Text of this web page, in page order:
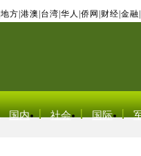
地方 港澳 台湾 华人 侨网 财经 金融
国内 社会 国际